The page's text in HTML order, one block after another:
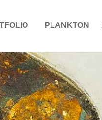
PLANKTON